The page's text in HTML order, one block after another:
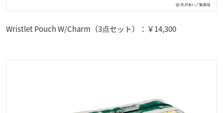
Wristlet Pouch W/Charm（3点セット）：￥14,300